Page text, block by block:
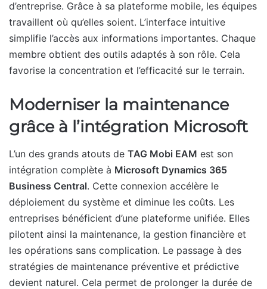
d’entreprise. Grâce à sa plateforme mobile, les équipes
travaillent où qu’elles soient. L’interface intuitive
simplifie l’accès aux informations importantes. Chaque
membre obtient des outils adaptés à son rôle. Cela
favorise la concentration et l’efficacité sur le terrain.
Moderniser la maintenance
grâce à l’intégration Microsoft
L’un des grands atouts de TAG Mobi EAM est son
intégration complète à Microsoft Dynamics 365
Business Central. Cette connexion accélère le
déploiement du système et diminue les coûts. Les
entreprises bénéficient d’une plateforme unifiée. Elles
pilotent ainsi la maintenance, la gestion financière et
les opérations sans complication. Le passage à des
stratégies de maintenance préventive et prédictive
devient naturel. Cela permet de prolonger la durée de